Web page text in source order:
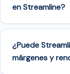
en Streamline?
¿Puede
márgenes y